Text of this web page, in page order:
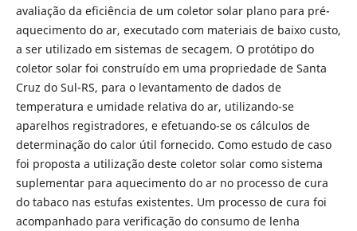
avaliação da eficiência de um coletor solar plano para pré-
aquecimento do ar, executado com materiais de baixo custo,
a ser utilizado em sistemas de secagem. O protótipo do
coletor solar foi construído em uma propriedade de Santa
Cruz do Sul-RS, para o levantamento de dados de
temperatura e umidade relativa do ar, utilizando-se
aparelhos registradores, e efetuando-se os cálculos de
determinação do calor útil fornecido. Como estudo de caso
foi proposta a utilização deste coletor solar como sistema
suplementar para aquecimento do ar no processo de cura
do tabaco nas estufas existentes. Um processo de cura foi
acompanhado para verificação do consumo de lenha